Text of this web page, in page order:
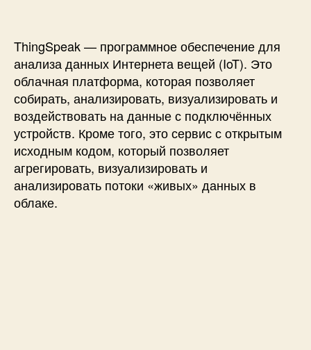
ь
л
и
а
л
ь
т
е
р
а
ThingSpeak — программное обеспечение для
анализа данных Интернета вещей (IoT). Это
облачная платформа, которая позволяет
собирать, анализировать, визуализировать и
воздействовать на данные с подключённых
устройств. Кроме того, это сервис с открытым
исходным кодом, который позволяет
агрегировать, визуализировать и
анализировать потоки «живых» данных в
облаке.